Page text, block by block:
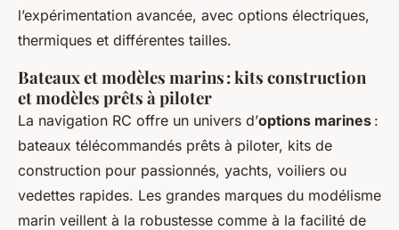
l’expérimentation avancée, avec options électriques,
thermiques et différentes tailles.
Bateaux et modèles marins : kits construction
et modèles prêts à piloter
La navigation RC offre un univers d’options marines :
bateaux télécommandés prêts à piloter, kits de
construction pour passionnés, yachts, voiliers ou
vedettes rapides. Les grandes marques du modélisme
marin veillent à la robustesse comme à la facilité de